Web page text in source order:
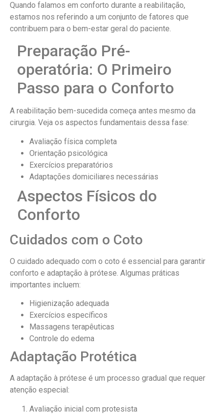
Quando falamos em conforto durante a reabilitação,
estamos nos referindo a um conjunto de fatores que
contribuem para o bem-estar geral do paciente.
Preparação Pré-
operatória: O Primeiro
Passo para o Conforto
A reabilitação bem-sucedida começa antes mesmo da
cirurgia. Veja os aspectos fundamentais dessa fase:
Avaliação física completa
Orientação psicológica
Exercícios preparatórios
Adaptações domiciliares necessárias
Aspectos Físicos do
Conforto
Cuidados com o Coto
O cuidado adequado com o coto é essencial para garantir
conforto e adaptação à prótese. Algumas práticas
importantes incluem:
Higienização adequada
Exercícios específicos
Massagens terapêuticas
Controle do edema
Adaptação Protética
A adaptação à prótese é um processo gradual que requer
atenção especial:
Avaliação inicial com protesista